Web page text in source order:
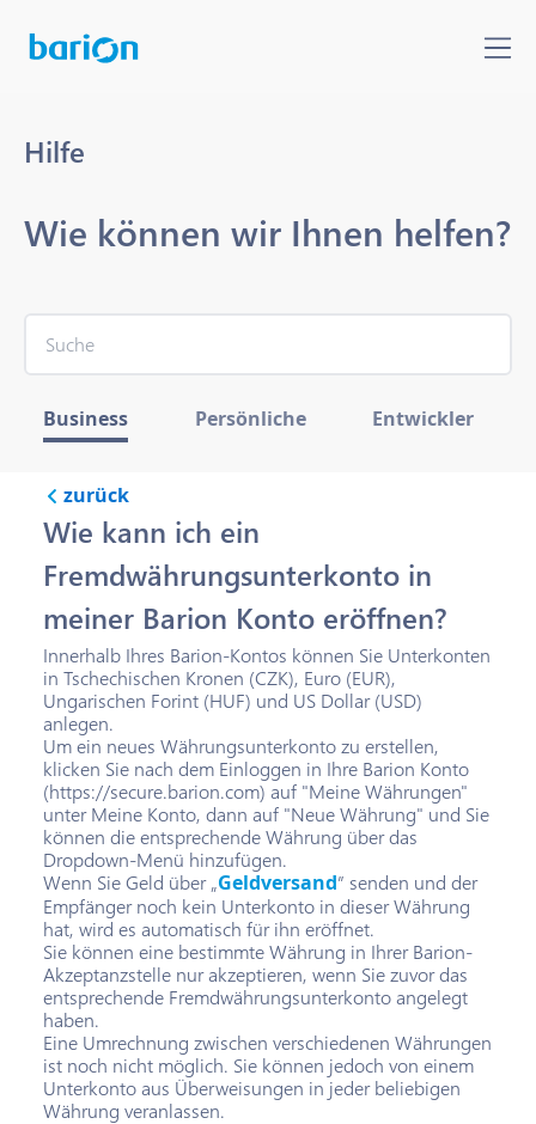
Hilfe
Wie können wir Ihnen helfen?
Business Persönliche Entwickler
zurück
Wie kann ich ein
Fremdwährungsunterkonto in
meiner Barion Konto eröffnen?
Innerhalb Ihres Barion-Kontos können Sie Unterkonten
in Tschechischen Kronen (CZK), Euro (EUR),
Ungarischen Forint (HUF) und US Dollar (USD)
anlegen.
Um ein neues Währungsunterkonto zu erstellen,
klicken Sie nach dem Einloggen in Ihre Barion Konto
(https://secure.barion.com) auf "Meine Währungen"
unter Meine Konto, dann auf "Neue Währung" und Sie
können die entsprechende Währung über das
Dropdown-Menü hinzufügen.
Wenn Sie Geld über „Geldversand” senden und der
Empfänger noch kein Unterkonto in dieser Währung
hat, wird es automatisch für ihn eröffnet.
Sie können eine bestimmte Währung in Ihrer Barion-
Akzeptanzstelle nur akzeptieren, wenn Sie zuvor das
entsprechende Fremdwährungsunterkonto angelegt
haben.
Eine Umrechnung zwischen verschiedenen Währungen
ist noch nicht möglich. Sie können jedoch von einem
Unterkonto aus Überweisungen in jeder beliebigen
Währung veranlassen.